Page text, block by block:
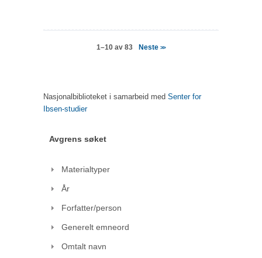
1–10 av 83 Neste>>
Nasjonalbiblioteket i samarbeid med Senter for
Ibsen-studier
Avgrens søket
Materialtyper
År
Forfatter/person
Generelt emneord
Omtalt navn